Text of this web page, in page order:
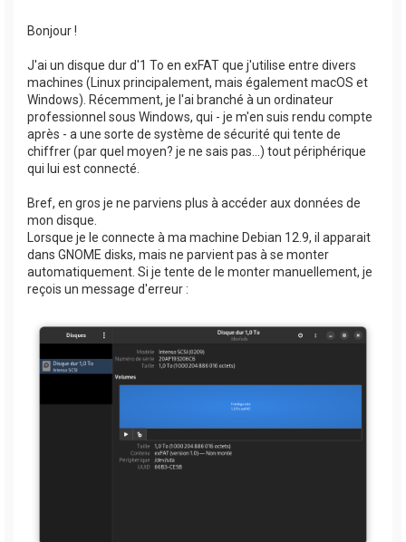
Bonjour !
J'ai un disque dur d'1 To en exFAT que j'utilise entre divers
machines (Linux principalement, mais également macOS et
Windows). Récemment, je l'ai branché à un ordinateur
professionnel sous Windows, qui - je m'en suis rendu compte
après - a une sorte de système de sécurité qui tente de
chiffrer (par quel moyen? je ne sais pas...) tout périphérique
qui lui est connecté.
Bref, en gros je ne parviens plus à accéder aux données de
mon disque.
Lorsque je le connecte à ma machine Debian 12.9, il apparait
dans GNOME disks, mais ne parvient pas à se monter
automatiquement. Si je tente de le monter manuellement, je
reçois un message d'erreur :